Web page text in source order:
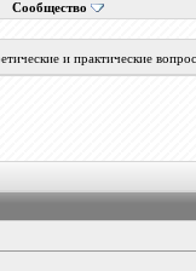
Сообщество
и практические